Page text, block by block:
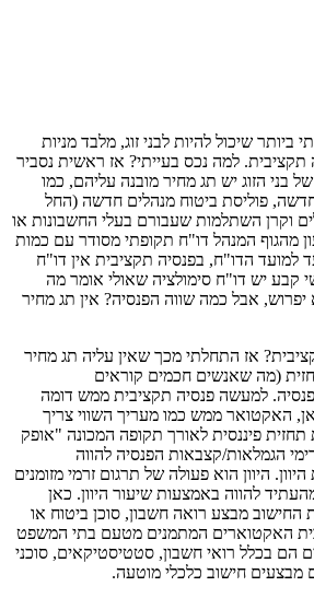
שיכול להיות לבני זוג, מלבד מניות
למה נכס בעייתי? אז ראשית נסביר
בני הזוג יש תג מחיר מובנה עליהם, כמו
פוליסת ביטוח מנהלים חדשה (החל
תגמולים וקרן השתלמות שעבורם בעלי החשבונות או
מהגוף המנהל דו"ח תקופתי מסודר עם כמות
הדו"ח, בפנסיה תקציבית אין דו"ח
קבע יש דו"ח סימולציה שאולי אומר מה
אבל כמה שווה הפנסיה? אין תג מחיר
אז התחלתי מכך שאין עליה תג מחיר
(מה שאנשים חכמים קוראים
למעשה פנסיה תקציבית ממש דומה
האקטואר ממש כמו מעריך השווי צריך
פיננסית לאורך תקופה המכונה "אופק
הגמלאות/קצבאות הפנסיה להווה
היוון הוא פעולה של תרגום זרמי מזומנים
להווה באמצעות שיעור היוון. כאן
מבצע רואה חשבון, סוכן ביטוח או
האקטוארים המתמנים מטעם בתי המשפט
הם בכלל רואי חשבון, סטטיסטיקאים, סוכני
מבצעים חישוב כלכלי מוטעה.